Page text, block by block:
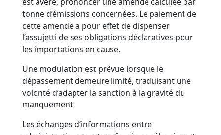
tonne d’émissions concernées. Le paiement de
cette amende a pour effet de dispenser
l’assujetti de ses obligations déclaratives pour
les importations en cause.
Une modulation est prévue lorsque le
dépassement demeure limité, traduisant une
volonté d’adapter la sanction à la gravité du
manquement.
Les échanges d’informations entre